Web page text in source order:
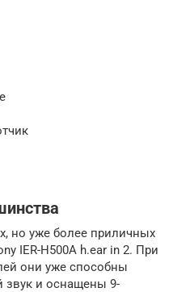
но уже более приличных
IER-H500A h.ear in 2. При
они уже способны
звук и оснащены 9-